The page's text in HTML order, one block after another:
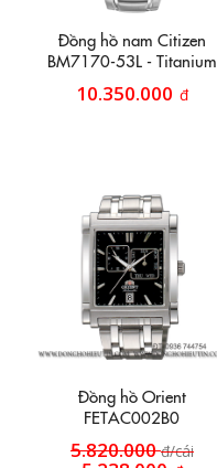
Đồng hồ nam Citizen
BM7170-53L - Titanium
10.350.000 đ
Đồng hồ Orient
FETAC002B0
5.820.000đ/cái